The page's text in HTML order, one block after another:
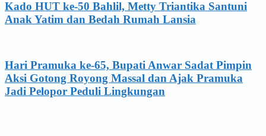
Kado HUT ke-50 Bahlil, Metty Triantika Santuni
Anak Yatim dan Bedah Rumah Lansia
Hari Pramuka ke-65, Bupati Anwar Sadat Pimpin
Aksi Gotong Royong Massal dan Ajak Pramuka
Jadi Pelopor Peduli Lingkungan